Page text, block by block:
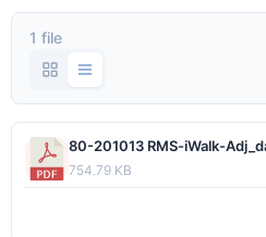
1 file
80-201013 RMS-iWalk-
754.79 KB